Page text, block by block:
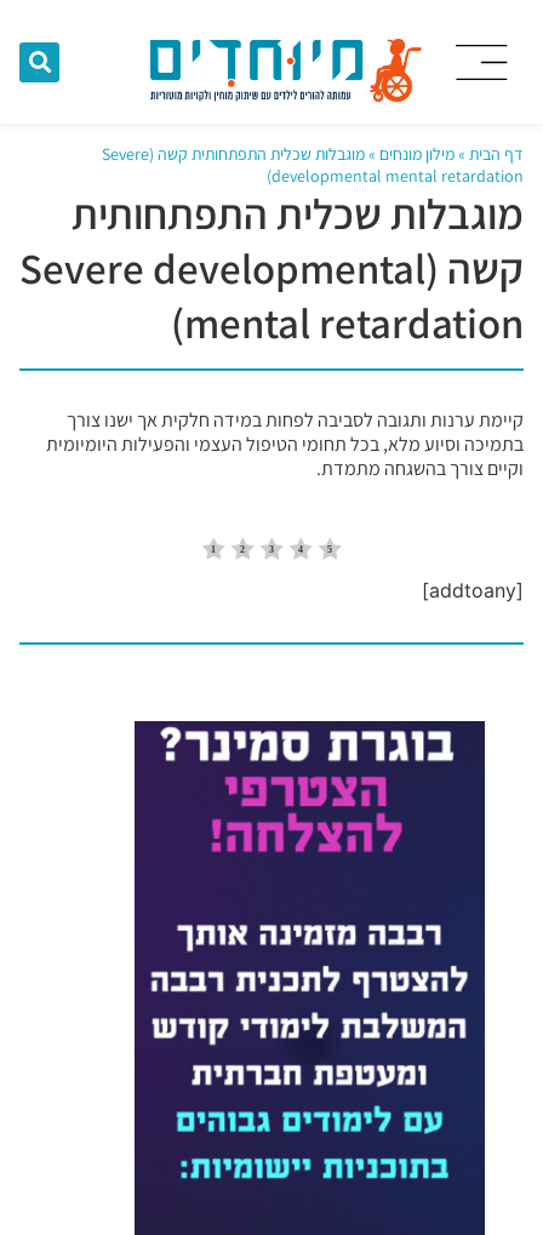
דף הבית »מילון מונחים »
מוגבלות שכלית התפתחותית קשה (Severe
developmental mental retardation)
מוגבלות שכלית התפתחותית
קשה (Severe developmental
mental retardation)
קיימת ערנות ותגובה לסביבה לפחות במידה חלקית אך ישנו צורך
בתמיכה וסיוע מלא, בכל תחומי הטיפול העצמי והפעילות היומיומית
וקיים צורך בהשגחה מתמדת.
[addtoany]